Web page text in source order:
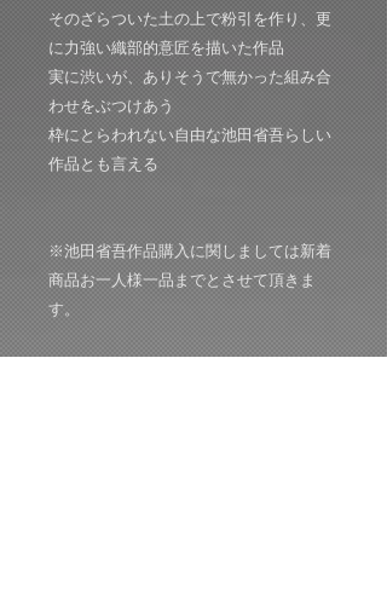
そのざらついた土の上で粉引を作り、更
に力強い織部的意匠を描いた作品
実に渋いが、ありそうで無かった組み合
わせをぶつけあう
枠にとらわれない自由な池田省吾らしい
作品とも言える
※池田省吾作品購入に関しましては新着
商品お一人様一品までとさせて頂きま
す。